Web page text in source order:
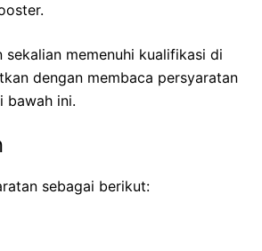
memenuhi kualifikasi di
dengan membaca persyaratan
bawah ini.
sebagai berikut: